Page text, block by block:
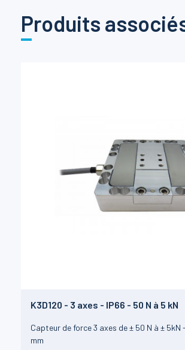
Produits
K3D120 - 3 axes - IP66 - 50 N à 5 kN
Capteur de force 3 axes de ± 50 N à ± 5kN
mm